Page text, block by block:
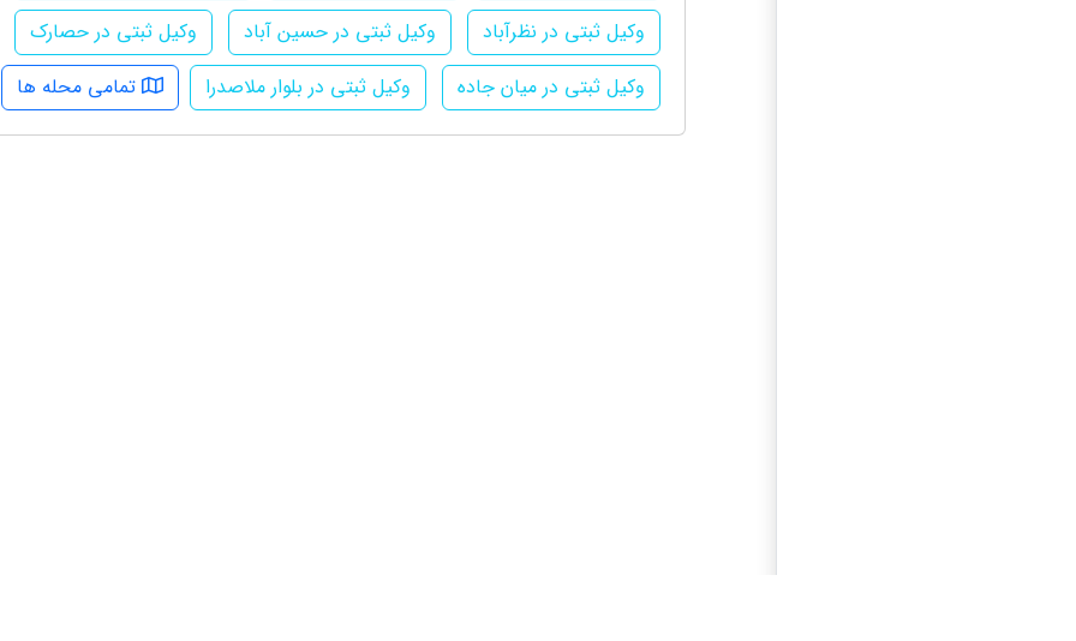
وکیل ثبتی در نظرآباد
وکیل ثبتی در حسین آباد
وکیل ثبتی در حصارک
وکیل ثبتی در میان جاده
وکیل ثبتی در بلوار ملاصدرا تمامی محله ها